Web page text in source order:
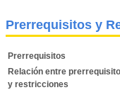
Prerrequisitos y
Prerrequisitos
Relación entre
y restricciones